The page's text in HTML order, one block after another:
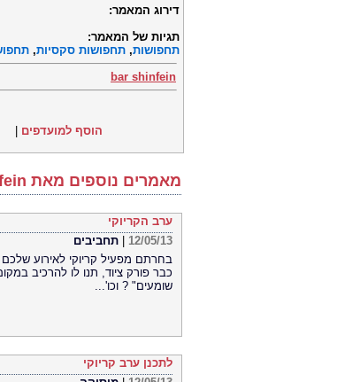
דירוג המאמר:
תגיות של המאמר:
תחפושות, תחפושות סקסיות,
bar shinfein
הוסף למועדפים |
מאמרים נוספים מאת bar shinfein
ערב הקריוקי
12/05/13
תחביבים
בחרתם מפעיל קריוקי לאירוע
כבר פורק ציוד, תנו לו להרכיב
שומעים" ? וכו'...
לתכנן ערב קריוקי